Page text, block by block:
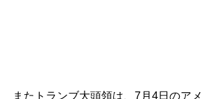
またトランブ大頭領は、7月4日のアメ